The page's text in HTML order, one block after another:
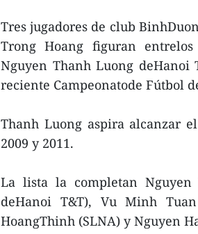
Tres jugadores de club
Trong Hoang figuran
Nguyen Thanh Luong deHanoi
reciente Campeonatode Fútbol
Thanh Luong aspira alcanzar
2009 y 2011.
La lista la completan
deHanoi T&T), Vu Minh
HoangThinh (SLNA) y Nguyen